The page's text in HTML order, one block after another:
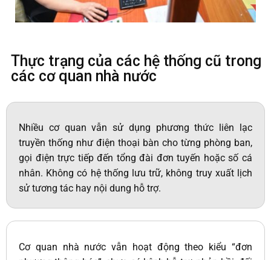
Thực trạng của các hệ thống cũ trong
các cơ quan nhà nước
Nhiều cơ quan vẫn sử dụng phương thức liên lạc
truyền thống như điện thoại bàn cho từng phòng ban,
gọi điện trực tiếp đến tổng đài đơn tuyến hoặc số cá
nhân. Không có hệ thống lưu trữ, không truy xuất lịch
sử tương tác hay nội dung hỗ trợ.
Cơ quan nhà nước vẫn hoạt động theo kiểu “đơn